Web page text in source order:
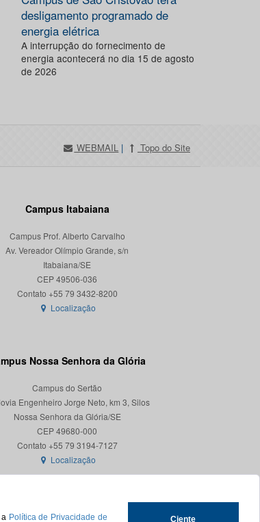
a Política de Privacidade de Ciente
desligamento programado de
energia elétrica
A interrupção do fornecimento de
energia acontecerá no dia 15 de agosto
de 2026
WEBMAIL | Topo do Site
Campus Itabaiana
Campus Prof. Alberto Carvalho
Av. Vereador Olímpio Grande, s/n
Itabaiana/SE
CEP 49506-036
Localização
Nossa Senhora da Glória
Campus do Sertão
Engenheiro Jorge Neto, km 3, Silos
Nossa Senhora da Glória/SE
CEP 49680-000
Contato +55 79 3194-7127
Localização